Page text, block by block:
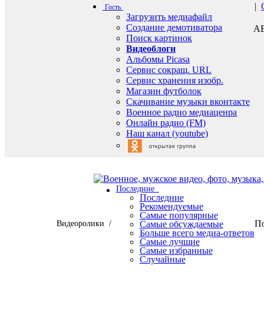
Гость
Загрузить медиафайл
Создание демотиватора
Поиск картинок
Видеоблоги
Альбомы Picasa
Сервис сокращ. URL
Сервис хранения изобр.
Магазин футболок
Скачивание музыки вконтакте
Военное радио медиаценра
Онлайн радио (FM)
Наш канал (youtube)
|
Видеоролики /
Последние
Последние
Рекомендуемые
Самые популярные
Самые обсуждаемые
Больше всего медиа-ответов
Самые лучшие
Самые избранные
Случайные